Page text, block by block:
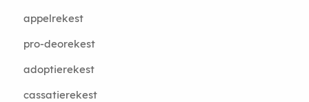
appelrekest
pro-deorekest
adoptierekest
cassatierekest